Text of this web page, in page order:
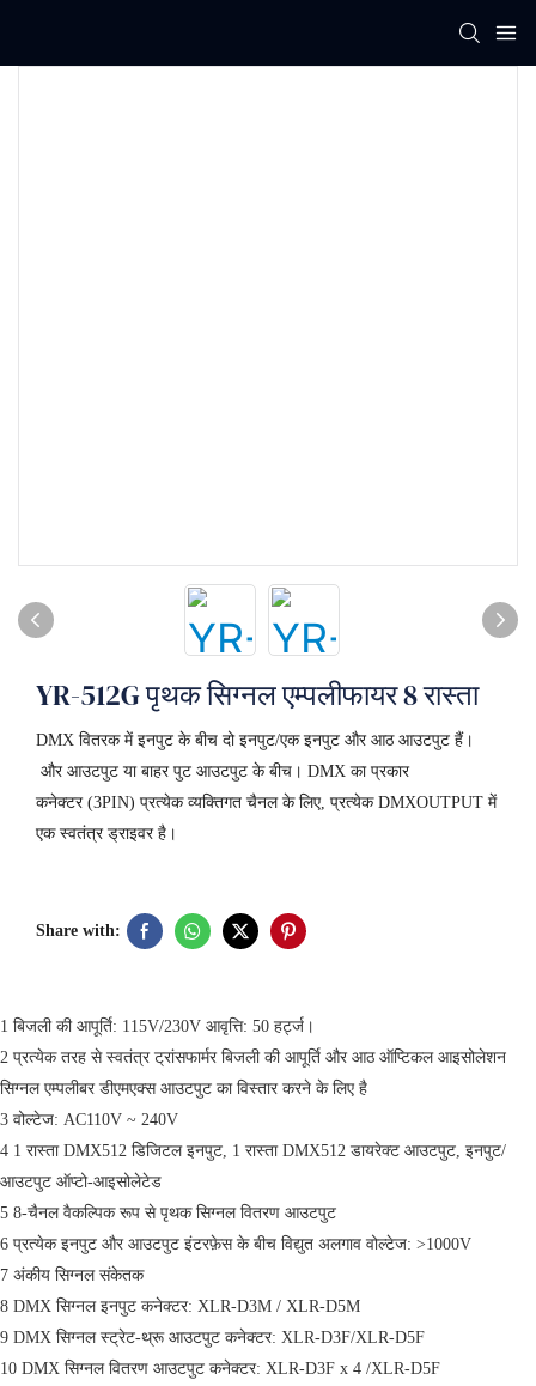
YR-512G पृथक सिग्नल एम्पलीफायर 8 रास्ता
DMX वितरक में इनपुट के बीच दो इनपुट/एक इनपुट और आठ आउटपुट हैं।
और आउटपुट या बाहर पुट आउटपुट के बीच। DMX का प्रकार
कनेक्टर (3PIN) प्रत्येक व्यक्तिगत चैनल के लिए, प्रत्येक DMXOUTPUT में
एक स्वतंत्र ड्राइवर है।
Share with:
1 बिजली की आपूर्ति: 115V/230V आवृत्ति: 50 हर्ट्ज।
2 प्रत्येक तरह से स्वतंत्र ट्रांसफार्मर बिजली की आपूर्ति और आठ ऑप्टिकल आइसोलेशन
सिग्नल एम्पलीबर डीएमएक्स आउटपुट का विस्तार करने के लिए है
3 वोल्टेज: AC110V ~ 240V
4 1 रास्ता DMX512 डिजिटल इनपुट, 1 रास्ता DMX512 डायरेक्ट आउटपुट, इनपुट/
आउटपुट ऑप्टो-आइसोलेटेड
5 8-चैनल वैकल्पिक रूप से पृथक सिग्नल वितरण आउटपुट
6 प्रत्येक इनपुट और आउटपुट इंटरफ़ेस के बीच विद्युत अलगाव वोल्टेज: >1000V
7 अंकीय सिग्नल संकेतक
8 DMX सिग्नल इनपुट कनेक्टर: XLR-D3M / XLR-D5M
9 DMX सिग्नल स्ट्रेट-थ्रू आउटपुट कनेक्टर: XLR-D3F/XLR-D5F
10 DMX सिग्नल वितरण आउटपुट कनेक्टर: XLR-D3F x 4 /XLR-D5F